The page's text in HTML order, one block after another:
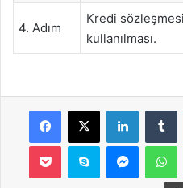
4. Adım
Kredi
kullanılması.
Facebook
X LinkedIn
Pocket Skype